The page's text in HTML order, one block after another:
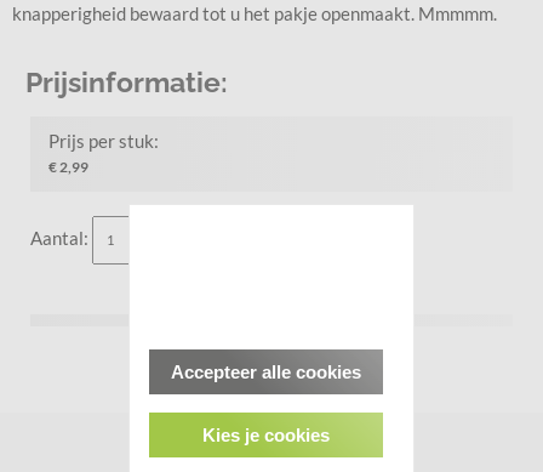
knapperigheid bewaard tot u het pakje openmaakt. Mmmmm.
Prijsinformatie:
Prijs per stuk:
€ 2,99
Aantal:
Accepteer alle cookies
Kies je cookies